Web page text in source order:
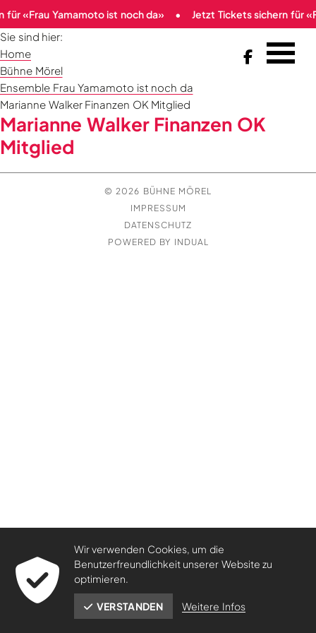
für «Frau Yamamoto ist noch da» Jetzt Tickets sichern für

Sie sind hier:
Home
Bühne Mörel
Ensemble Frau Yamamoto ist noch da
Marianne Walker Finanzen OK Mitglied
Marianne Walker Finanzen OK
Mitglied
© 2026 BÜHNE MÖREL
IMPRESSUM
DATENSCHUTZ
POWERED BY INDUAL
Wir verwenden Cookies, um die
Benutzerfreundlichkeit unserer Website zu
optimieren.
VERSTANDEN Weitere Infos